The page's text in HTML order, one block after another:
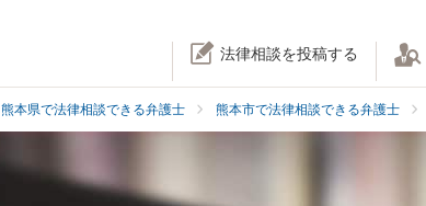
法律相談を投稿する
熊本県で法律相談できる弁護士 熊本市で法律相談できる弁護士